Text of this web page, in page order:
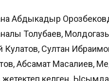
Абдыкадыр
Толубаев,
Султан
Абсамат Масалиев,
келген.